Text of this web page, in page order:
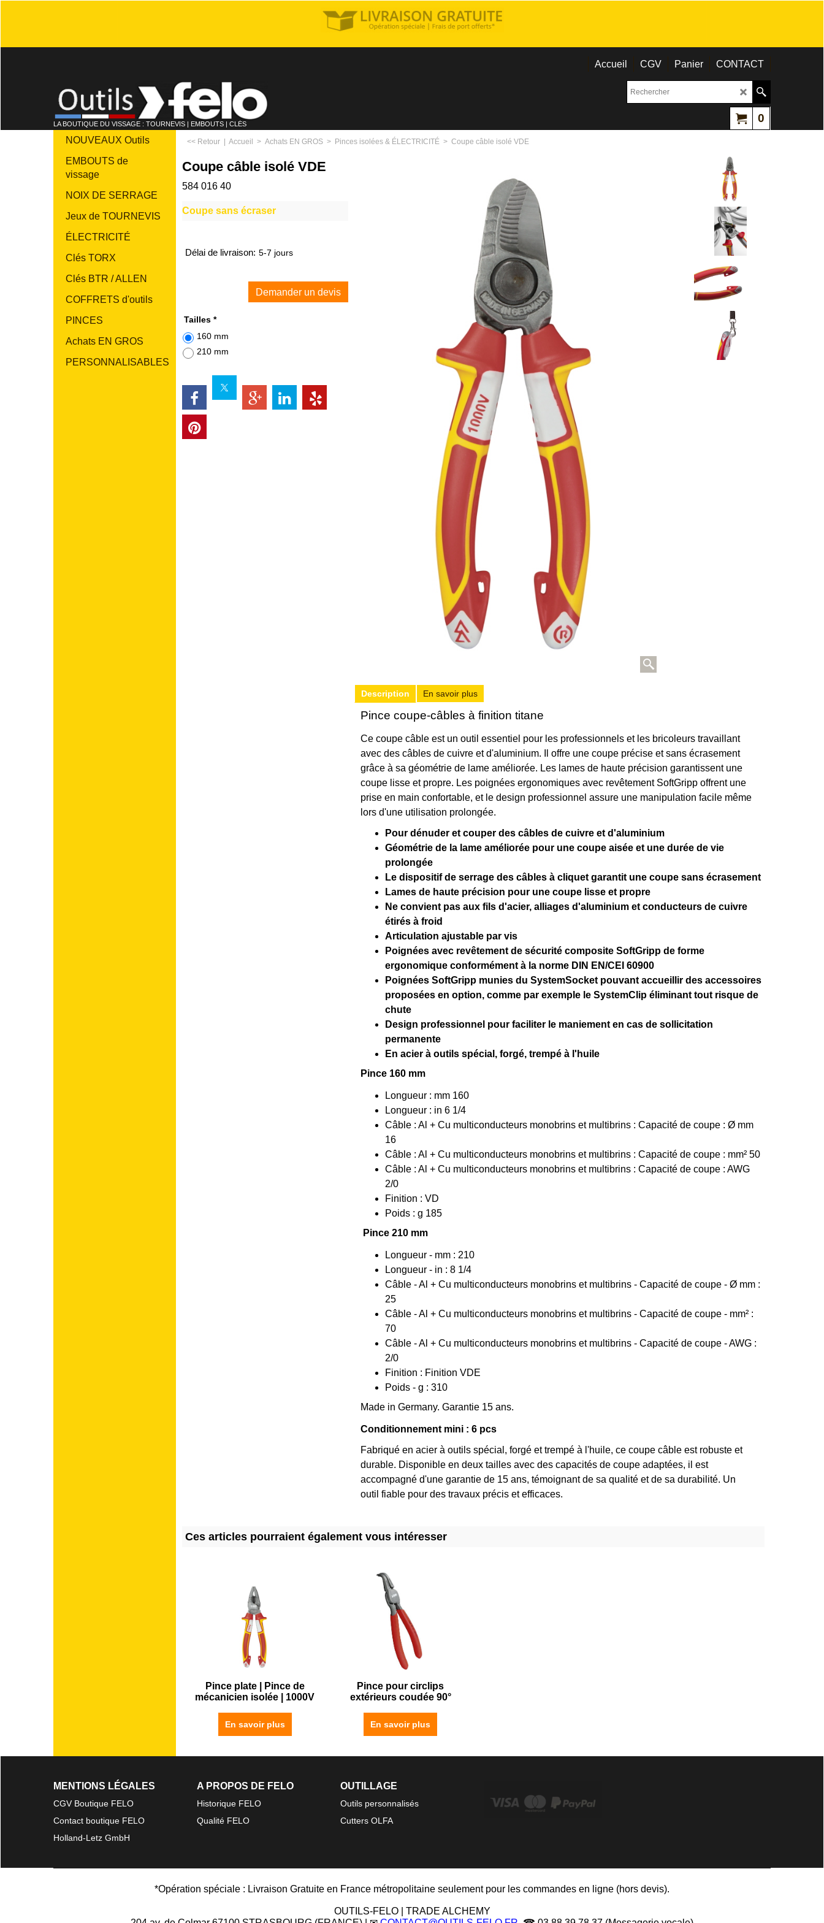
Accueil CGV Panier CONTACT
LA BOUTIQUE DU VISSAGE : TOURNEVIS | EMBOUTS | CLÉS 0
NOUVEAUX Outils
EMBOUTS de
vissage
NOIX DE SERRAGE
Jeux de TOURNEVIS
ÉLECTRICITÉ
Clés TORX
Clés BTR / ALLEN
COFFRETS d'outils
PINCES
Achats EN GROS
PERSONNALISABLES
<< Retour | Accueil > Achats EN GROS > Pinces isolées & ÉLECTRICITÉ > Coupe câble isolé VDE
Coupe câble isolé VDE
584 016 40
Coupe sans écraser
Délai de livraison: 5-7 jours
Demander un devis
Tailles *
160 mm
210 mm
Description En savoir plus
Pince coupe-câbles à finition titane
Ce coupe câble est un outil essentiel pour les professionnels et les bricoleurs travaillant
avec des câbles de cuivre et d'aluminium. Il offre une coupe précise et sans écrasement
grâce à sa géométrie de lame améliorée. Les lames de haute précision garantissent une
coupe lisse et propre. Les poignées ergonomiques avec revêtement SoftGripp offrent une
prise en main confortable, et le design professionnel assure une manipulation facile même
lors d'une utilisation prolongée.
Pour dénuder et couper des câbles de cuivre et d'aluminium
Géométrie de la lame améliorée pour une coupe aisée et une durée de vie
prolongée
Le dispositif de serrage des câbles à cliquet garantit une coupe sans écrasement
Lames de haute précision pour une coupe lisse et propre
Ne convient pas aux fils d'acier, alliages d'aluminium et conducteurs de cuivre
étirés à froid
Articulation ajustable par vis
Poignées avec revêtement de sécurité composite SoftGripp de forme
ergonomique conformément à la norme DIN EN/CEI 60900
Poignées SoftGripp munies du SystemSocket pouvant accueillir des accessoires
proposées en option, comme par exemple le SystemClip éliminant tout risque de
chute
Design professionnel pour faciliter le maniement en cas de sollicitation
permanente
En acier à outils spécial, forgé, trempé à l'huile
Pince 160 mm
Longueur : mm 160
Longueur : in 6 1/4
Câble : Al + Cu multiconducteurs monobrins et multibrins : Capacité de coupe : Ø mm
16
Câble : Al + Cu multiconducteurs monobrins et multibrins : Capacité de coupe : mm² 50
Câble : Al + Cu multiconducteurs monobrins et multibrins : Capacité de coupe : AWG
2/0
Finition : VD
Poids : g 185
Pince 210 mm
Longueur - mm : 210
Longueur - in : 8 1/4
Câble - Al + Cu multiconducteurs monobrins et multibrins - Capacité de coupe - Ø mm :
25
Câble - Al + Cu multiconducteurs monobrins et multibrins - Capacité de coupe - mm² :
70
Câble - Al + Cu multiconducteurs monobrins et multibrins - Capacité de coupe - AWG :
2/0
Finition : Finition VDE
Poids - g : 310
Made in Germany. Garantie 15 ans.
Conditionnement mini : 6 pcs
Fabriqué en acier à outils spécial, forgé et trempé à l'huile, ce coupe câble est robuste et
durable. Disponible en deux tailles avec des capacités de coupe adaptées, il est
accompagné d'une garantie de 15 ans, témoignant de sa qualité et de sa durabilité. Un
outil fiable pour des travaux précis et efficaces.
Ces articles pourraient également vous intéresser
Pince plate | Pince de
mécanicien isolée | 1000V
En savoir plus
Pince pour circlips
extérieurs coudée 90°
En savoir plus
MENTIONS LÉGALES
CGV Boutique FELO
Contact boutique FELO
Holland-Letz GmbH
A PROPOS DE FELO
Historique FELO
Qualité FELO
OUTILLAGE
Outils personnalisés
Cutters OLFA
*Opération spéciale : Livraison Gratuite en France métropolitaine seulement pour les commandes en ligne (hors devis).
OUTILS-FELO | TRADE ALCHEMY